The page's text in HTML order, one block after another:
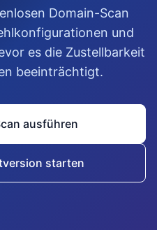
Domain-Scan
und
es die Zustellbarkeit
beeinträchtigt.
ausführen
starten